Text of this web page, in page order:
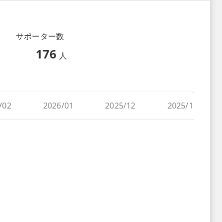
サポーター数
176 人
02 2026/01 2025/12 2025/11